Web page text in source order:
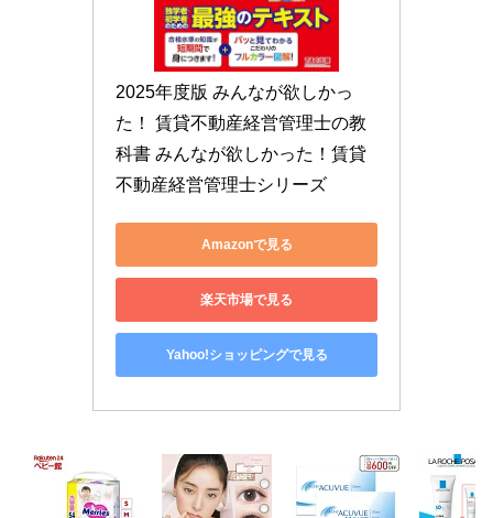
2025年度版 みんなが欲しかっ
た！ 賃貸不動産経営管理士の教
科書 みんなが欲しかった！賃貸
不動産経営管理士シリーズ
Amazonで見る
楽天市場で見る
Yahoo!ショッピングで見る